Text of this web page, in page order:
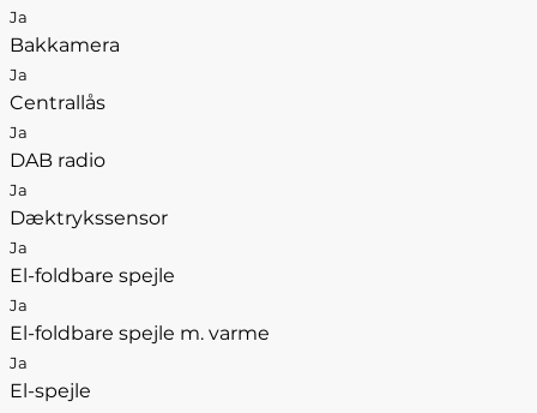
Ja
Bakkamera
Ja
Centrallås
Ja
DAB radio
Ja
Dæktrykssensor
Ja
El-foldbare spejle
Ja
El-foldbare spejle m. varme
Ja
El-spejle